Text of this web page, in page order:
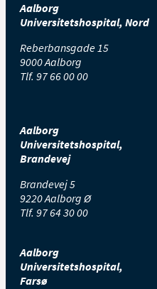
Aalborg
Universitetshospital, Nord
Reberbansgade 15
9000 Aalborg
Tlf. 97 66 00 00
Aalborg
Universitetshospital,
Brandevej
Brandevej 5
9220 Aalborg Ø
Tlf. 97 64 30 00
Aalborg
Universitetshospital,
Farsø